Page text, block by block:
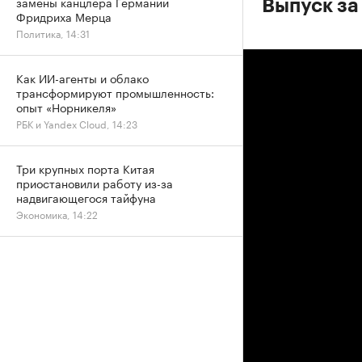
Выпуск
Фридриха Мерца
Политика, 14:31
Как ИИ-агенты и облако
трансформируют промышленность:
опыт «Норникеля»
РБК и Yandex Cloud, 14:23
Три крупных порта Китая
приостановили работу из-за
надвигающегося тайфуна
Экономика, 14:22